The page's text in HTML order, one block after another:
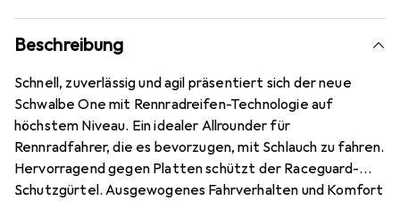
Beschreibung
Schnell, zuverlässig und agil präsentiert sich der neue
Schwalbe One mit Rennradreifen-Technologie auf
höchstem Niveau. Ein idealer Allrounder für
Rennradfahrer, die es bevorzugen, mit Schlauch zu fahren.
Hervorragend gegen Platten schützt der Raceguard-
Schutzgürtel. Ausgewogenes Fahrverhalten und Komfort